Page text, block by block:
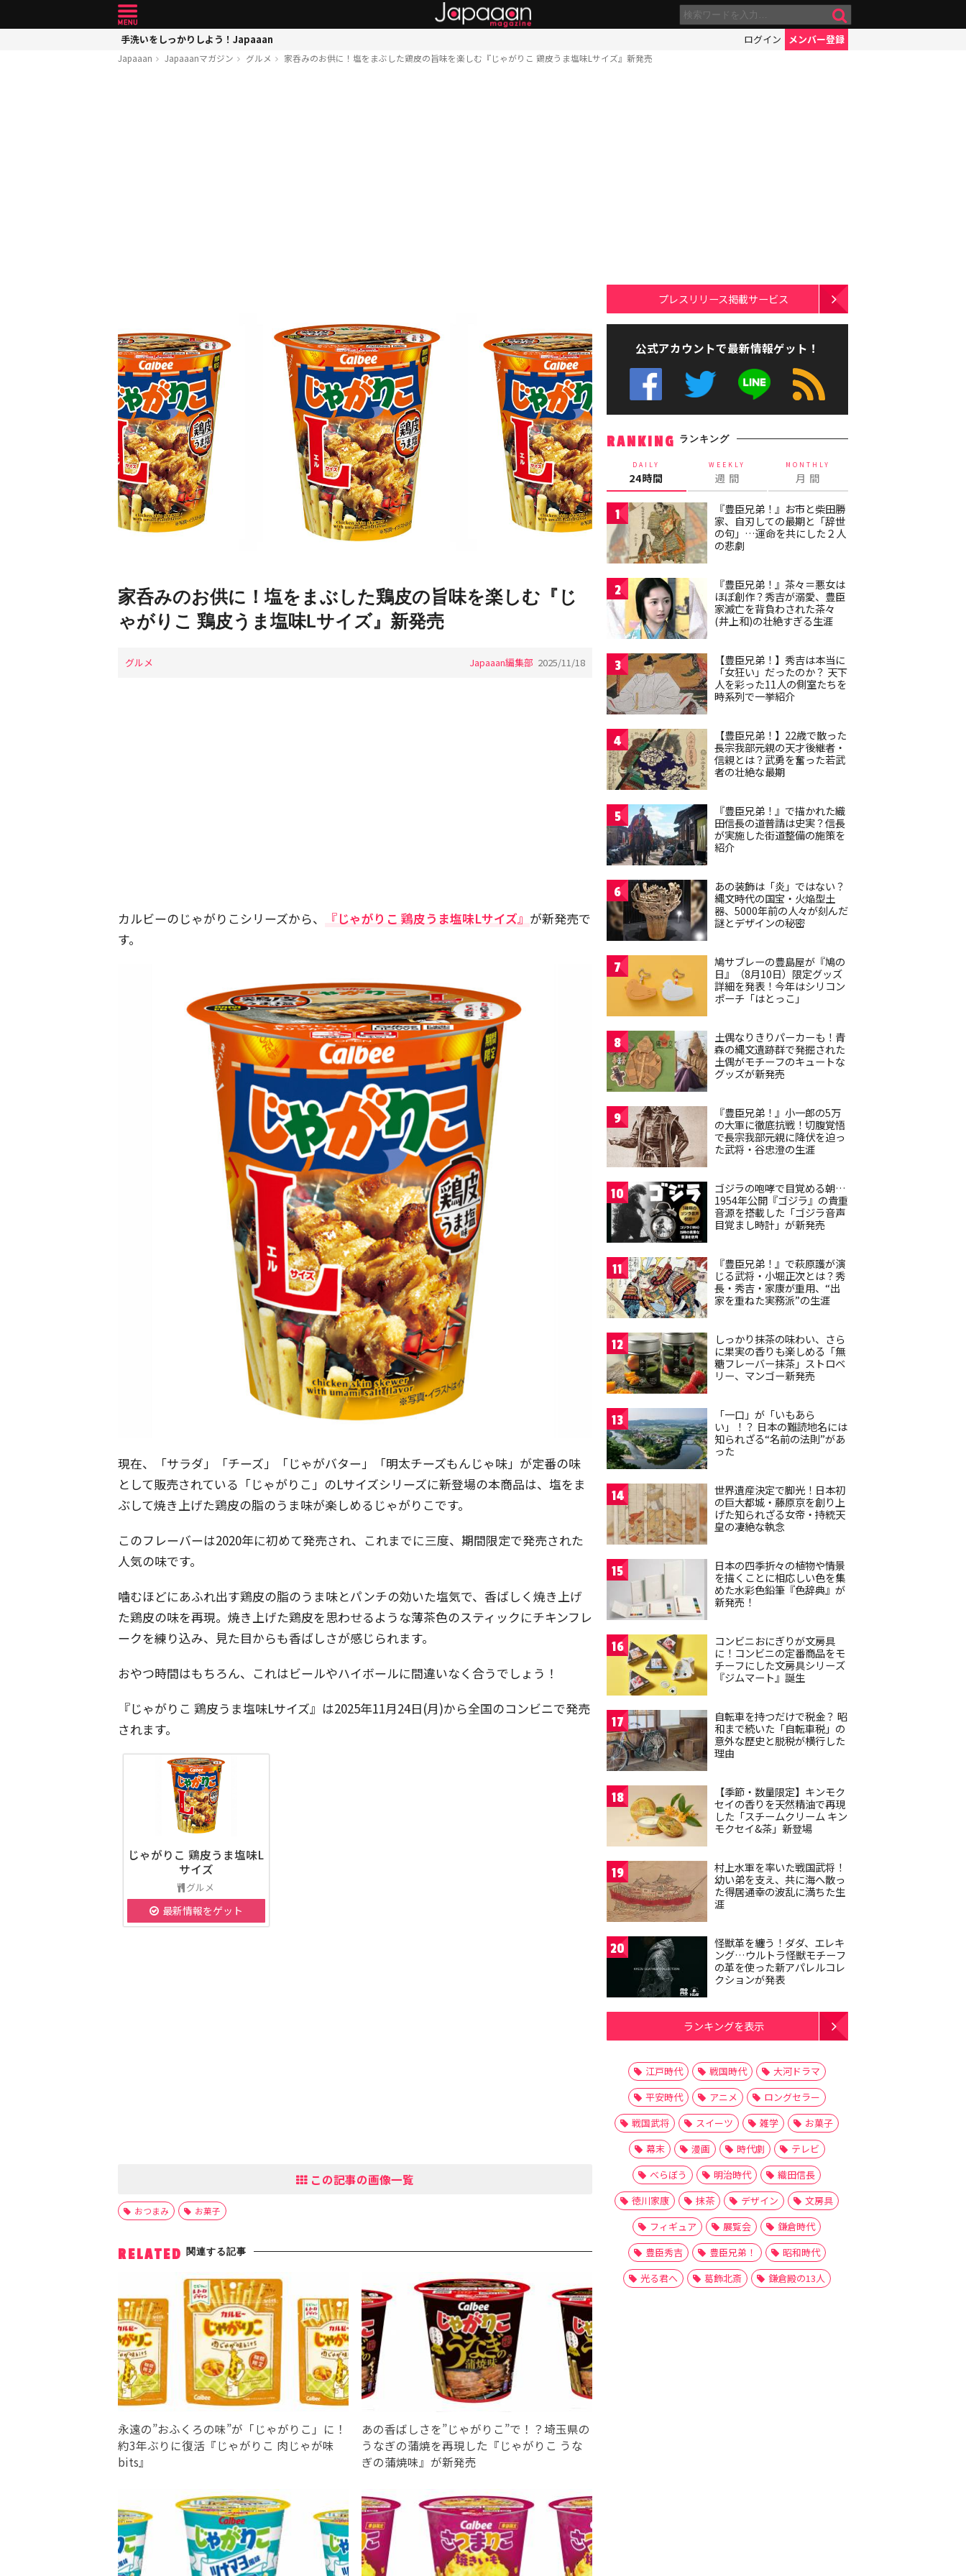
手洗いをしっかりしよう！Japaaan ログイン メンバー登録
Japaaan Japaaanマガジン グルメ 家呑みのお供に！塩をまぶした鶏皮の旨味を楽しむ『じゃがりこ 鶏皮うま塩味Lサイズ』新発売
家呑みのお供に！塩をまぶした鶏皮の旨味を楽しむ『じ
ゃがりこ 鶏皮うま塩味Lサイズ』新発売
グルメ Japaaan編集部 2025/11/18
カルビーのじゃがりこシリーズから、 『じゃがりこ 鶏皮うま塩味Lサイズ』 が新発売で
す。
現在、「サラダ」「チーズ」「じゃがバター」「明太チーズもんじゃ味」が定番の味
として販売されている「じゃがりこ」のLサイズシリーズに新登場の本商品は、塩をま
ぶして焼き上げた鶏皮の脂のうま味が楽しめるじゃがりこです。
このフレーバーは2020年に初めて発売され、これまでに三度、期間限定で発売された
人気の味です。
噛むほどにあふれ出す鶏皮の脂のうま味とパンチの効いた塩気で、香ばしく焼き上げ
た鶏皮の味を再現。焼き上げた鶏皮を思わせるような薄茶色のスティックにチキンフレ
ークを練り込み、見た目からも香ばしさが感じられます。
おやつ時間はもちろん、これはビールやハイボールに間違いなく合うでしょう！
『じゃがりこ 鶏皮うま塩味Lサイズ』は2025年11月24日(月)から全国のコンビニで発売
されます。
じゃがりこ 鶏皮うま塩味L
サイズ
グルメ
最新情報をゲット
この記事の画像一覧
おつまみ お菓子
RELATED 関連する記事
永遠の”おふくろの味”が「じゃがりこ」に！
約3年ぶりに復活『じゃがりこ 肉じゃが味
bits』
あの香ばしさを”じゃがりこ”で！？埼玉県の
うなぎの蒲焼を再現した『じゃがりこ うな
ぎの蒲焼味』が新発売
プレスリリース掲載サービス
公式アカウントで最新情報ゲット！
RANKING ランキング
DAILY
24時間
WEEKLY
週 間
MONTHLY
月 間
1
『豊臣兄弟！』お市と柴田勝
家、自刃しての最期と「辞世
の句」…運命を共にした２人
の悲劇
2
『豊臣兄弟！』茶々＝悪女は
ほぼ創作？秀吉が溺愛、豊臣
家滅亡を背負わされた茶々
(井上和)の壮絶すぎる生涯
3
【豊臣兄弟！】秀吉は本当に
「女狂い」だったのか？ 天下
人を彩った11人の側室たちを
時系列で一挙紹介
4
【豊臣兄弟！】22歳で散った
長宗我部元親の天才後継者・
信親とは？武勇を奮った若武
者の壮絶な最期
5
『豊臣兄弟！』で描かれた織
田信長の道普請は史実？信長
が実施した街道整備の施策を
紹介
6
あの装飾は「炎」ではない？
縄文時代の国宝・火焔型土
器、5000年前の人々が刻んだ
謎とデザインの秘密
7
鳩サブレーの豊島屋が『鳩の
日』（8月10日）限定グッズ
詳細を発表！今年はシリコン
ポーチ「はとっこ」
8
土偶なりきりパーカーも！青
森の縄文遺跡群で発掘された
土偶がモチーフのキュートな
グッズが新発売
9
『豊臣兄弟！』小一郎の5万
の大軍に徹底抗戦！切腹覚悟
で長宗我部元親に降伏を迫っ
た武将・谷忠澄の生涯
10
ゴジラの咆哮で目覚める朝…
1954年公開『ゴジラ』の貴重
音源を搭載した「ゴジラ音声
目覚まし時計」が新発売
11
『豊臣兄弟！』で萩原護が演
じる武将・小堀正次とは？秀
長・秀吉・家康が重用、“出
家を重ねた実務派”の生涯
12
しっかり抹茶の味わい、さら
に果実の香りも楽しめる「無
糖フレーバー抹茶」ストロベ
リー、マンゴー新発売
13
「一口」が「いもあら
い」！？ 日本の難読地名には
知られざる“名前の法則”があ
った
14
世界遺産決定で脚光！日本初
の巨大都城・藤原京を創り上
げた知られざる女帝・持統天
皇の凄絶な執念
15
日本の四季折々の植物や情景
を描くことに相応しい色を集
めた水彩色鉛筆『色辞典』が
新発売！
16
コンビニおにぎりが文房具
に！コンビニの定番商品をモ
チーフにした文房具シリーズ
『ジムマート』誕生
17
自転車を持つだけで税金？ 昭
和まで続いた「自転車税」の
意外な歴史と脱税が横行した
理由
18
【季節・数量限定】キンモク
セイの香りを天然精油で再現
した「スチームクリーム キン
モクセイ&茶」新登場
19
村上水軍を率いた戦国武将！
幼い弟を支え、共に海へ散っ
た得居通幸の波乱に満ちた生
涯
20
怪獣革を纏う！ダダ、エレキ
ング…ウルトラ怪獣モチーフ
の革を使った新アパレルコレ
クションが発表
ランキングを表示
江戸時代 戦国時代
大河ドラマ
平安時代
アニメ
ロングセラー
戦国武将
スイーツ 雑学
お菓子
幕末
漫画 時代劇
テレビ
べらぼう
明治時代
織田信長
徳川家康
抹茶 デザイン
文房具
フィギュア
展覧会
鎌倉時代
豊臣秀吉
豊臣兄弟！
昭和時代
光る君へ
葛飾北斎 鎌倉殿の13人